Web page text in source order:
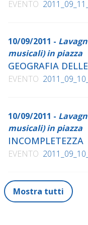
EVENTO
10/09/2011 -
musicali) in piazza
GEOGRAFIA
EVENTO
10/09/2011 -
musicali) in piazza
INCOMPLETEZZA
EVENTO
Mostra tutti